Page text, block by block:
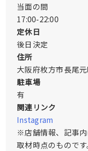
当面の間
17:00-22:00
定休日
後日決定
住所
大阪府枚方市長尾
駐車場
有
関連リンク
Instagram
※店舗情報、記事
取材時点のものです